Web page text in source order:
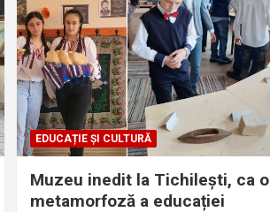
EDUCAȚIE ȘI CULTURĂ
Muzeu inedit la Tichilești, ca o
metamorfoză a educației